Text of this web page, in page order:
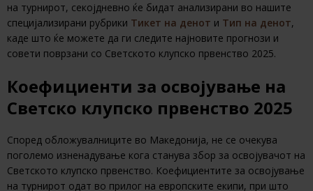
на турнирот, секојдневно ќе бидат анализирани во нашите
специјализирани рубрики Тикет на денот и Тип на денот,
каде што ќе можете да ги следите најновите прогнози и
совети поврзани со Светското клупско првенство 2025.
Коефициенти за освојување на
Светско клупско првенство 2025
Според обложувалниците во Македонија, не се очекува
поголемо изненадување кога станува збор за освојувачот на
Светското клупско првенство. Коефициентите за освојување
на турнирот одат во прилог на европските екипи, при што